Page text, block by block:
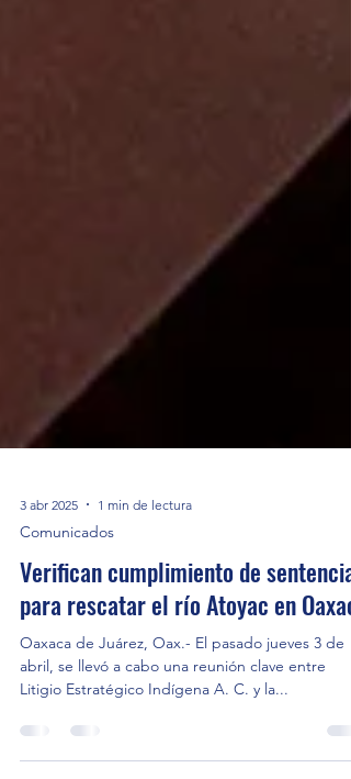
3 abr 2025 1 min de lectura
Comunicados
Verifican cumplimiento de sentencia
para rescatar el río Atoyac en Oaxaca
Oaxaca de Juárez, Oax.- El pasado jueves 3 de
Litigio Estratégico Indígena A. C. y la...